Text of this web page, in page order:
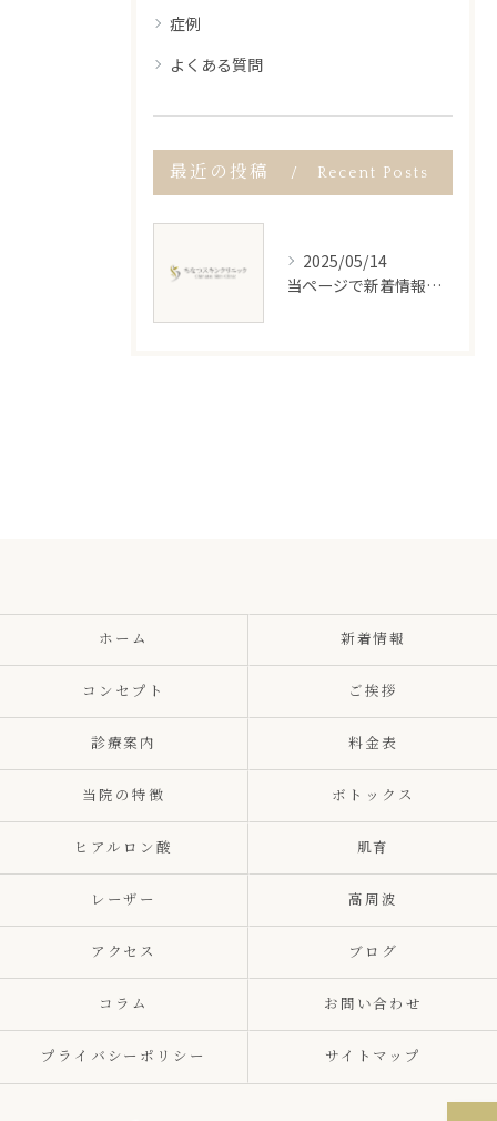
症例
よくある質問
最近の投稿 Recent Posts
2025/05/14
当ページで新着情報をご紹介
ホーム 新着情報
コンセプト ご挨拶
診療案内 料金表
当院の特徴 ボトックス
ヒアルロン酸 肌育
レーザー 高周波
アクセス ブログ
コラム お問い合わせ
プライバシーポリシー サイトマップ